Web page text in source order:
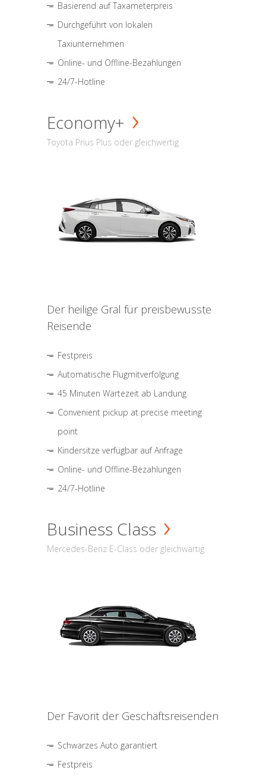
Basierend auf Taxameterpreis
Durchgeführt von lokalen
Taxiunternehmen
Online- und Offline-Bezahlungen
24/7-Hotline
Economy+
Toyota Prius Plus oder gleichwertig
Der heilige Gral für preisbewusste
Reisende
Festpreis
Automatische Flugmitverfolgung
45 Minuten Wartezeit ab Landung
Convenient pickup at precise meeting
point
Kindersitze verfügbar auf Anfrage
Online- und Offline-Bezahlungen
24/7-Hotline
Business Class
Mercedes-Benz E-Class oder gleichwärtig
Der Favorit der Geschäftsreisenden
Schwarzes Auto garantiert
Festpreis